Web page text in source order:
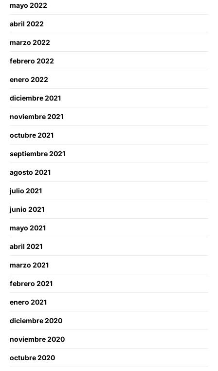
mayo 2022
abril 2022
marzo 2022
febrero 2022
enero 2022
diciembre 2021
noviembre 2021
octubre 2021
septiembre 2021
agosto 2021
julio 2021
junio 2021
mayo 2021
abril 2021
marzo 2021
febrero 2021
enero 2021
diciembre 2020
noviembre 2020
octubre 2020